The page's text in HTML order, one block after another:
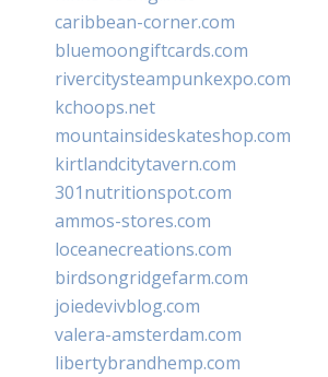
caribbean-corner.com
bluemoongiftcards.com
rivercitysteampunkexpo.com
kchoops.net
mountainsideskateshop.com
kirtlandcitytavern.com
301nutritionspot.com
ammos-stores.com
loceanecreations.com
birdsongridgefarm.com
joiedevivblog.com
valera-amsterdam.com
libertybrandhemp.com